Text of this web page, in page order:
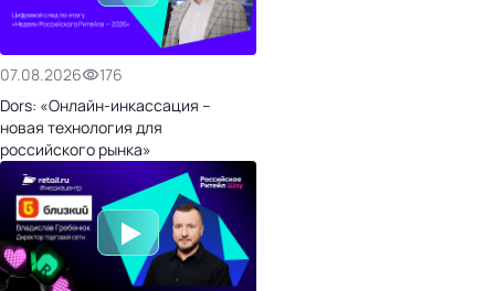
07.08.2026
176
Dors: «Онлайн-инкассация –
новая технология для
российского рынка»